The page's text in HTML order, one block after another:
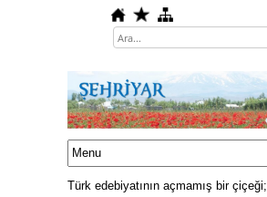
Türk edebiyatının açmamış bir çiçeği;